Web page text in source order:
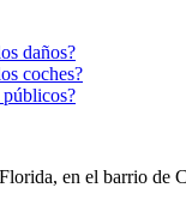
daños?
coches?
públicos?
en el barrio